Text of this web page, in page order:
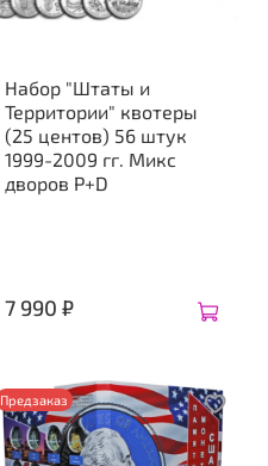
Набор "Штаты и
Территории" квотеры
(25 центов) 56 штук
1999-2009 гг. Микс
дворов P+D
7 990 ₽
Предзаказ